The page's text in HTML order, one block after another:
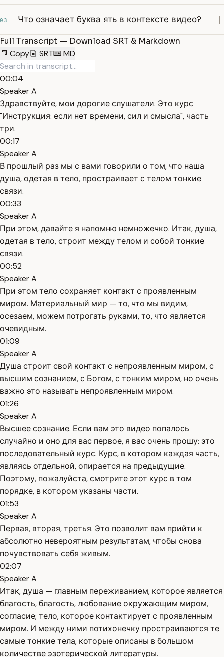
03 Что означает буква ять в контексте видео?
Full Transcript — Download SRT & Markdown
Copy
SRT MD
00:04
Speaker A
Здравствуйте, мои дорогие слушатели. Это курс
"Инструкция: если нет времени, сил и смысла", часть
три.
00:17
Speaker A
В прошлый раз мы с вами говорили о том, что наша
душа, одетая в тело, простраивает с телом тонкие
связи.
00:33
Speaker A
При этом, давайте я напомню немножечко. Итак, душа,
одетая в тело, строит между телом и собой тонкие
связи.
00:52
Speaker A
При этом тело сохраняет контакт с проявленным
миром. Материальный мир — то, что мы видим,
осезаем, можем потрогать руками, то, что является
очевидным.
01:09
Speaker A
Душа строит свой контакт с непроявленным миром, с
высшим сознанием, с Богом, с тонким миром, но очень
важно это называть непроявленным миром.
01:26
Speaker A
Высшее сознание. Если вам это видео попалось
случайно и оно для вас первое, я вас очень прошу: это
последовательный курс. Курс, в котором каждая часть,
являясь отдельной, опирается на предыдущие.
Поэтому, пожалуйста, смотрите этот курс в том
порядке, в котором указаны части.
01:53
Speaker A
Первая, вторая, третья. Это позволит вам прийти к
абсолютно невероятным результатам, чтобы снова
почувствовать себя живым.
02:07
Speaker A
Итак, душа — главным переживанием, которое является
благость, благость, любование окружающим миром,
согласие; тело, которое контактирует с проявленным
миром. И между ними потихонечку простраиваются те
самые тонкие тела, которые описаны в большом
количестве эзотерической литературы.